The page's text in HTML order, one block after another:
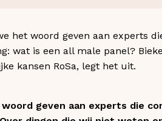
het woord geven aan experts
wat is een all male panel?
kansen RoSa, legt het uit.
geven aan experts die